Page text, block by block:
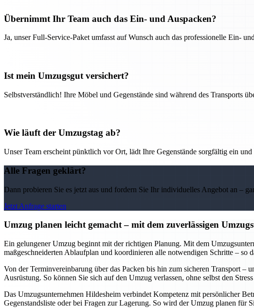
Übernimmt Ihr Team auch das Ein- und Auspacken?
Ja, unser Full-Service-Paket umfasst auf Wunsch auch das professionelle Ein-
Ist mein Umzugsgut versichert?
Selbstverständlich! Ihre Möbel und Gegenstände sind während des Transports
Wie läuft der Umzugstag ab?
Unser Team erscheint pünktlich vor Ort, lädt Ihre Gegenstände sorgfältig ein
Alle Fragen geklärt?
Dann probieren Sie es jetzt aus und fordern Sie Ihr individuelles Angebot an –
Jetzt Anfrage starten
Umzug planen leicht gemacht – mit dem zuverlässigen
Ein gelungener Umzug beginnt mit der richtigen Planung. Mit dem
maßgeschneiderten Ablaufplan und koordinieren alle notwendigen Schritte – so
Von der Terminvereinbarung über das Packen bis hin zum sicheren Transport
Ausrüstung. So können Sie sich auf den Umzug verlassen, ohne selbst den
Das Umzugsunternehmen Hildesheim verbindet Kompetenz mit persönlicher
Gegenstandsliste oder bei Fragen zur Lagerung. So wird der Umzug planen für